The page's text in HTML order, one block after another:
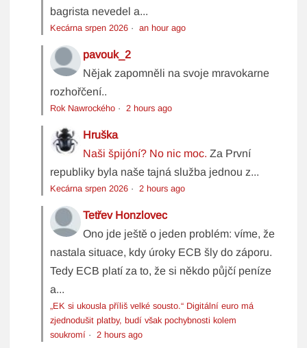
bagrista nevedel a...
Kecárna srpen 2026 ·an hour ago
pavouk_2
Nějak zapomněli na svoje mravokarne
rozhořčení..
Rok Nawrockého ·2 hours ago
Hruška
Naši špijóní? No nic moc. Za První
republiky byla naše tajná služba jednou z...
Kecárna srpen 2026 ·2 hours ago
Tetřev Honzlovec
Ono jde ještě o jeden problém: víme, že
nastala situace, kdy úroky ECB šly do záporu.
Tedy ECB platí za to, že si někdo půjčí peníze
a...
„EK si ukousla příliš velké sousto.“ Digitální euro má
zjednodušit platby, budí však pochybnosti kolem
soukromí ·2 hours ago